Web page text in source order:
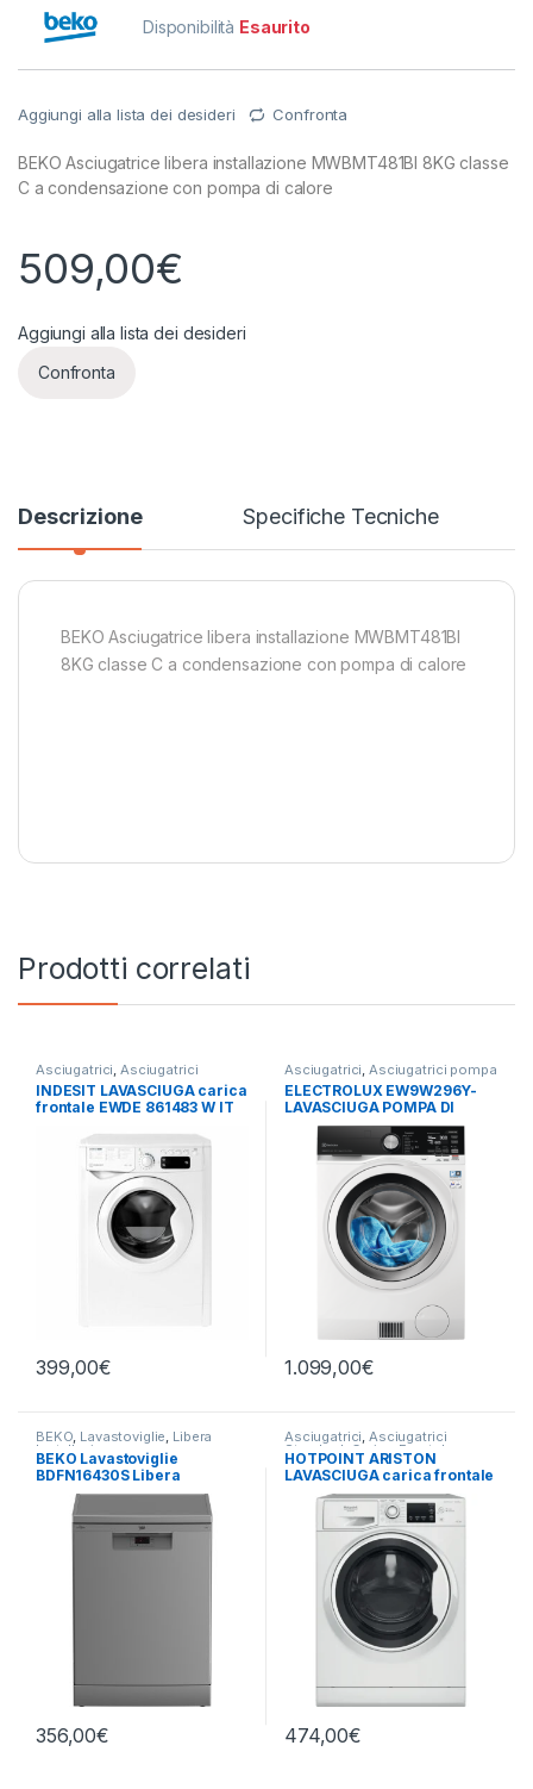
Disponibilità Esaurito
Aggiungi alla lista dei desideri Confronta
BEKO Asciugatrice libera installazione MWBMT481BI 8KG classe
C a condensazione con pompa di calore
509,00€
Aggiungi alla lista dei desideri
Confronta
Descrizione Specifiche Tecniche
BEKO Asciugatrice libera installazione MWBMT481BI
8KG classe C a condensazione con pompa di calore
Prodotti correlati
Asciugatrici Asciugatrici
Standard,Carico Frontale
Indesit, Lavasciuga,Lavatrici,
Libera Installazione, Libera
INDESIT LAVASCIUGA carica
frontale EWDE 861483 W IT
399,00€
Asciugatrici Asciugatrici pompa
di calore ,Carico Frontale,
Electrolux,Lavasciuga,Lavatrici
Libera Installazione
ELECTROLUX EW9W296Y-
LAVASCIUGA POMPA DI
CALORE 9+6 KG
1.099,00€
BEKO, Lavastoviglie, Libera
Installazione
BEKO Lavastoviglie
BDFN16430S Libera
Installazione 14 Coperti
356,00€
Asciugatrici,Asciugatrici
Standard, Carico Frontale
Hotpoint Ariston,Lavasciuga
Lavatrici, Libera Installazione,
HOTPOINT ARISTON
LAVASCIUGA carica frontale
NDBR 984469 WA IT 9/6KG
1400 GIRI
474,00€